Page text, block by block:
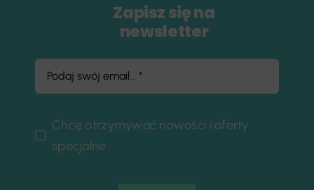
Zapisz się na
newsletter
Chcę otrzymywać nowości i oferty
specjalne